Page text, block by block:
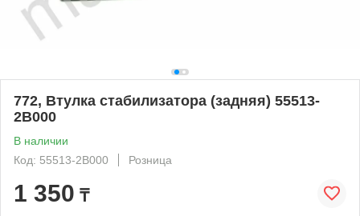
772, Втулка стабилизатора (задняя) 55513-
2B000
В наличии
Код: 55513-2B000
Розница
1 350 ₸